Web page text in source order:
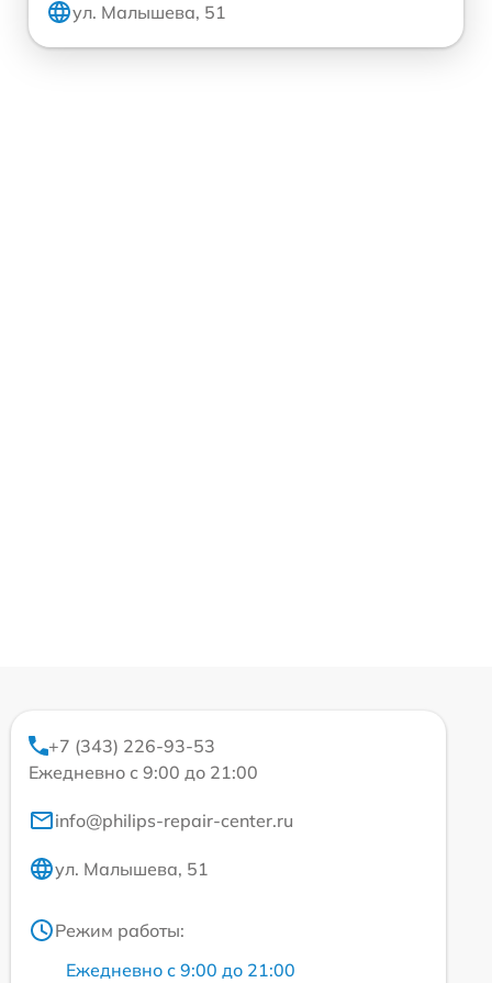
ул. Малышева, 51
+7 (343) 226-93-53
Ежедневно с 9:00 до 21:00
info@philips-repair-center.ru
ул. Малышева, 51
Режим работы:
Ежедневно с 9:00 до 21:00